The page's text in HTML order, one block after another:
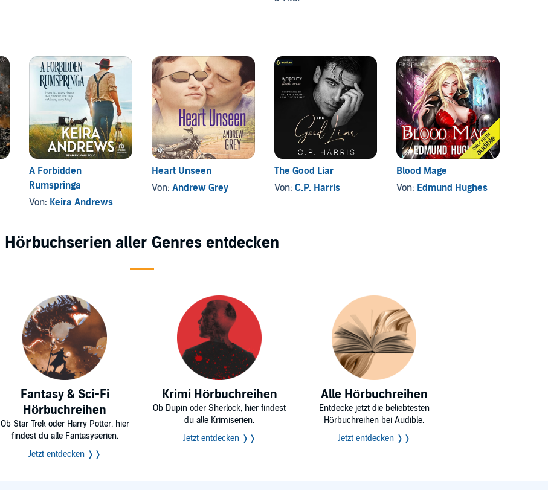
A Forbidden
Rumspringa
Von: Keira Andrews
Heart Unseen
Von: Andrew Grey
The Good Liar
Von: C.P. Harris
Blood Mage
Von: Edmund Hughes
Hörbuchserien aller Genres entdecken
Fantasy & Sci-Fi
Hörbuchreihen
Ob Star Trek oder Harry Potter, hier
findest du alle Fantasyserien.
Jetzt entdecken ❭❭
Krimi Hörbuchreihen
Ob Dupin oder Sherlock, hier findest
du alle Krimiserien.
Jetzt entdecken ❭❭
Alle Hörbuchreihen
Entdecke jetzt die beliebtesten
Hörbuchreihen bei Audible.
Jetzt entdecken ❭❭